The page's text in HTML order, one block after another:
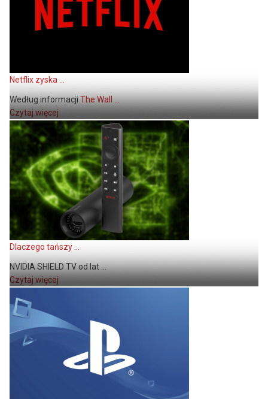
Netflix zyska ...
Według informacjiThe Wall ...
Czytaj więcej
Dlaczego tańszy ...
NVIDIA SHIELD TV od lat ...
Czytaj więcej